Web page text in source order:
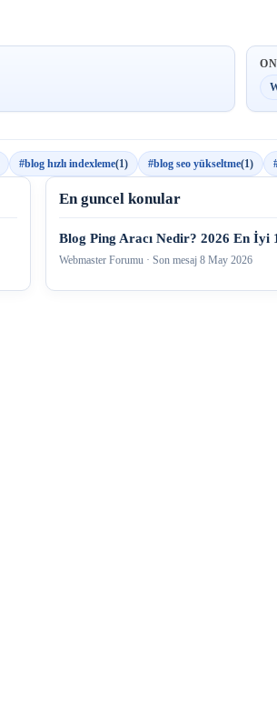
#blog hızlı indexleme(1) #blog seo yükseltme(1)
En guncel konular
Blog Ping Aracı Nedir? 2026 En İyi
Webmaster Forumu · Son mesaj 8 May 2026